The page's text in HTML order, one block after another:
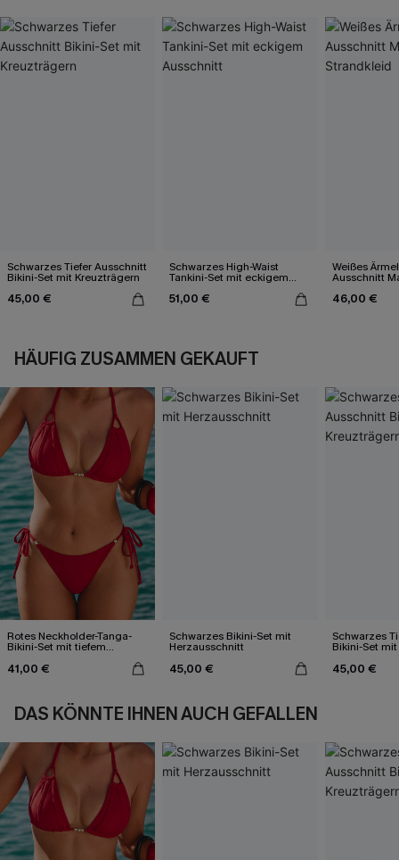
Schwarzes Tiefer Ausschnitt
Bikini-Set mit Kreuzträgern
45,00 €
Schwarzes High-Waist
Tankini-Set mit eckigem
51,00 €
Weißes
Ausschnitt
46,00 €
HÄUFIG ZUSAMMEN GEKAUFT
Rotes Neckholder-Tanga-
Bikini-Set mit tiefem
41,00 €
Schwarzes Bikini-Set mit
Herzausschnitt
45,00 €
Schwarzes
Bikini-Set
45,00 €
DAS KÖNNTE IHNEN AUCH GEFALLEN